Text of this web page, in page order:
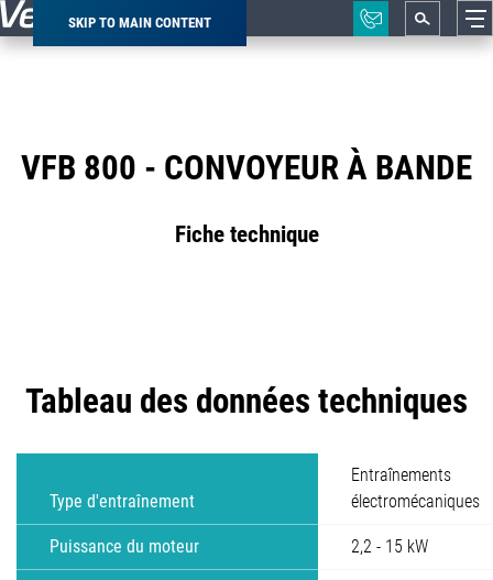
SKIP TO MAIN CONTENT
Breadcrumb
VFB 800 - CONVOYEUR À BANDE
Fiche technique
Tableau des données techniques
Type d'entraînement
Entraînements
électromécaniques
Puissance du moteur 2,2 - 15 kW